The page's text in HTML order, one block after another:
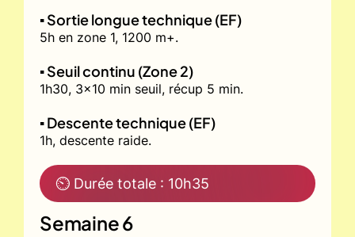
▪️ Sortie longue technique (EF)
5h en zone 1, 1200 m+.
▪️ Seuil continu (Zone 2)
1h30, 3x10 min seuil, récup 5 min.
▪️ Descente technique (EF)
1h, descente raide.
⏲ Durée totale : 10h35
Semaine 6